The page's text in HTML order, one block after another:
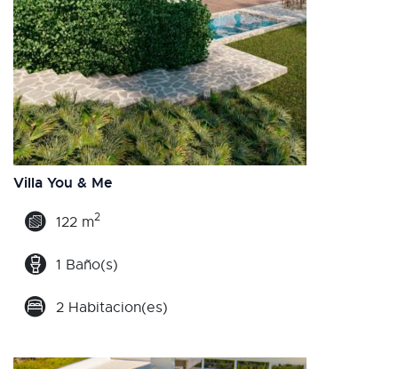
Villa You & Me
122 m2
1 Baño(s)
2 Habitacion(es)